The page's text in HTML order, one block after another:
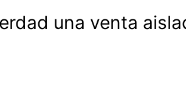
una venta